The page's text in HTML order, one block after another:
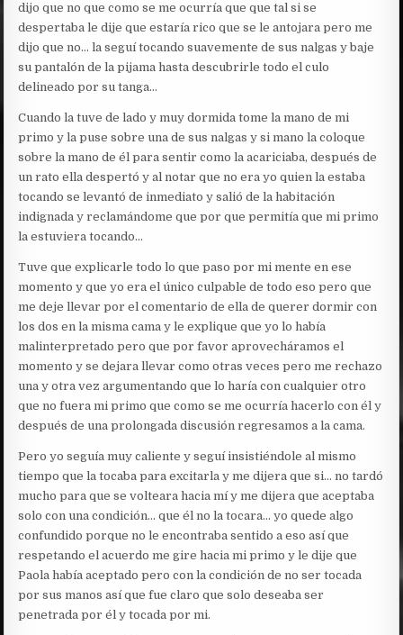
dijo que no que como se me ocurría que que tal si se
despertaba le dije que estaría rico que se le antojara pero me
dijo que no… la seguí tocando suavemente de sus nalgas y baje
su pantalón de la pijama hasta descubrirle todo el culo
delineado por su tanga…
Cuando la tuve de lado y muy dormida tome la mano de mi
primo y la puse sobre una de sus nalgas y si mano la coloque
sobre la mano de él para sentir como la acariciaba, después de
un rato ella despertó y al notar que no era yo quien la estaba
tocando se levantó de inmediato y salió de la habitación
indignada y reclamándome que por que permitía que mi primo
la estuviera tocando…
Tuve que explicarle todo lo que paso por mi mente en ese
momento y que yo era el único culpable de todo eso pero que
me deje llevar por el comentario de ella de querer dormir con
los dos en la misma cama y le explique que yo lo había
malinterpretado pero que por favor aprovecháramos el
momento y se dejara llevar como otras veces pero me rechazo
una y otra vez argumentando que lo haría con cualquier otro
que no fuera mi primo que como se me ocurría hacerlo con él y
después de una prolongada discusión regresamos a la cama.
Pero yo seguía muy caliente y seguí insistiéndole al mismo
tiempo que la tocaba para excitarla y me dijera que si… no tardó
mucho para que se volteara hacia mí y me dijera que aceptaba
solo con una condición… que él no la tocara… yo quede algo
confundido porque no le encontraba sentido a eso así que
respetando el acuerdo me gire hacia mi primo y le dije que
Paola había aceptado pero con la condición de no ser tocada
por sus manos así que fue claro que solo deseaba ser
penetrada por él y tocada por mi.